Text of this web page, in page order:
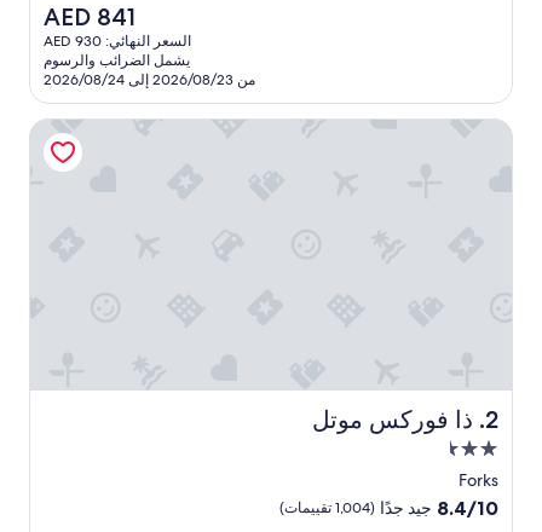
e
n
i
g
h
t
!
السعر
الحالي
هو
AED
841
AED 841
السعر النهائي: AED 930
يشمل الضرائب والرسوم
من 2026/08/23 إلى 2026/08/24
2. ذا فوركس موتل
ذا فوركس موتل
مكان
إقامة
مصنف
Forks
8.4
8.4/10 جيد جدًا (1,004 تقييمات)
ذا فوركس موتل